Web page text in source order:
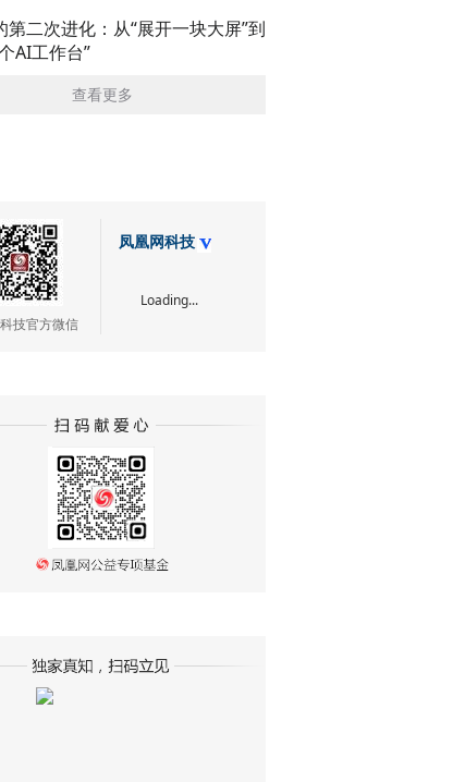
第二次进化：从“展开一块大屏”到
AI工作台”
查看更多
技官方微信
凤凰网科技
Loading...